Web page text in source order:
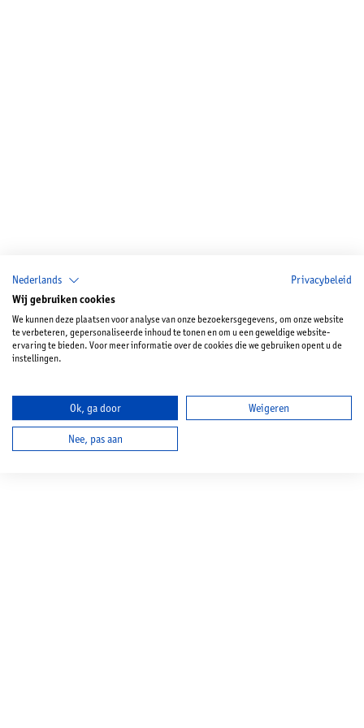
Nederlands Privacybeleid
Wij gebruiken cookies
We kunnen deze plaatsen voor analyse van onze bezoekersgegevens, om onze website
te verbeteren, gepersonaliseerde inhoud te tonen en om u een geweldige website-
ervaring te bieden. Voor meer informatie over de cookies die we gebruiken opent u de
instellingen.
Ok, ga door Weigeren
Nee, pas aan